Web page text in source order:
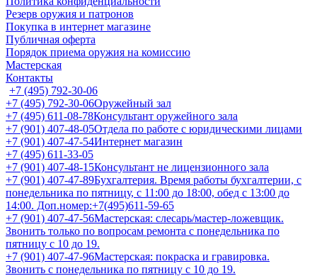
Резерв оружия и патронов
Покупка в интернет магазине
Публичная оферта
Порядок приема оружия на комиссию
Мастерская
Контакты
+7 (495) 792-30-06
+7 (495) 792-30-06Оружейный зал
+7 (495) 611-08-78Консультант оружейного зала
+7 (901) 407-48-05Отдела по работе с юридическими лицами
+7 (901) 407-47-54Интернет магазин
+7 (495) 611-33-05
+7 (901) 407-48-15Консультант не лицензионного зала
+7 (901) 407-47-89Бухгалтерия. Время работы бухгалтерии, с
понедельника по пятницу, с 11:00 до 18:00, обед с 13:00 до
14:00. Доп.номер:+7(495)611-59-65
+7 (901) 407-47-56Мастерская: слесарь/мастер-ложевщик.
Звонить только по вопросам ремонта с понедельника по
пятницу с 10 до 19.
+7 (901) 407-47-96Мастерская: покраска и гравировка.
Звонить с понедельника по пятницу с 10 до 19.